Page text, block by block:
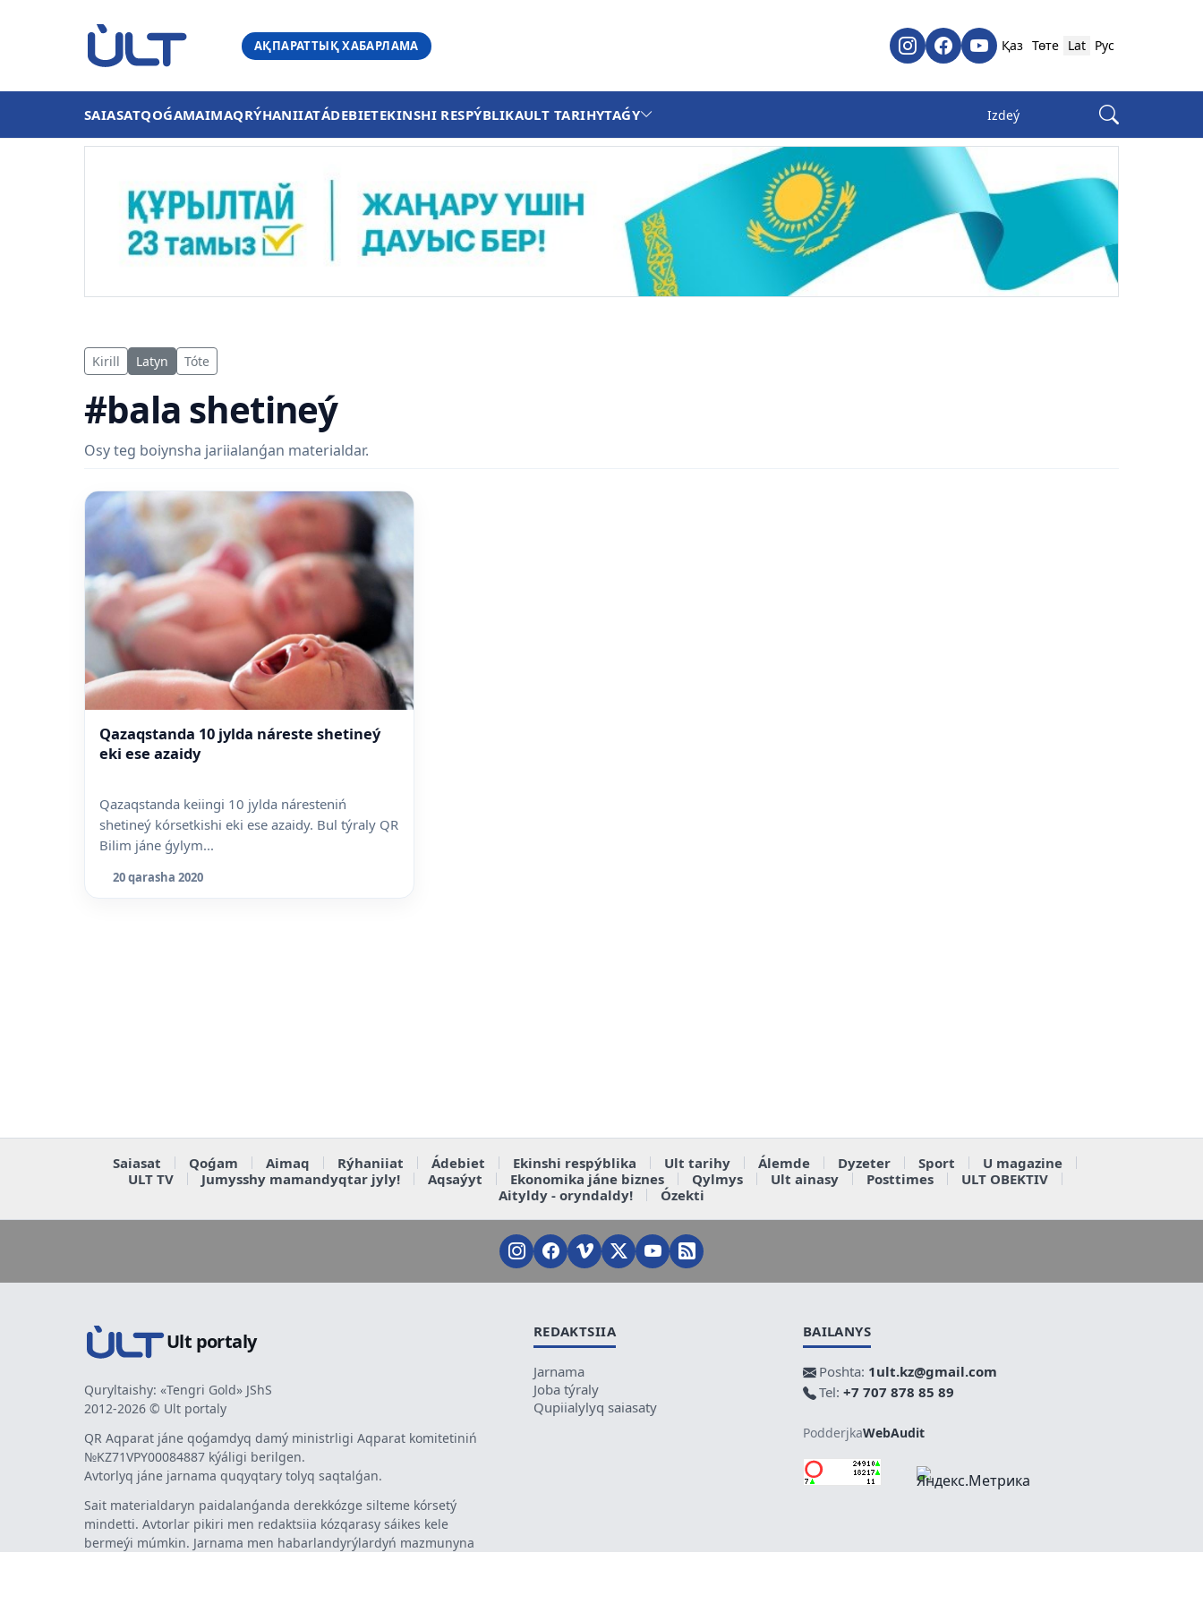
АҚПАРАТТЫҚ ХАБАРЛАМА Қаз Төте Lat Рус
SAIASATQOǴAMAIMAQRÝHANIIATÁDEBIETEKINSHI RESPÝBLIKAULT TARIHYTAǴY
Kirill Latyn Tóte
#bala shetineý
Osy teg boiynsha jariialanǵan materialdar.
Qazaqstanda 10 jylda náreste shetineý
eki ese azaidy
Qazaqstanda keiingi 10 jylda náresteniń
shetineý kórsetkishi eki ese azaidy. Bul týraly QR
Bilim jáne ǵylym...
20 qarasha 2020
Saiasat Qoǵam Aimaq Rýhaniiat Ádebiet Ekinshi respýblika Ult tarihy Álemde Dyzeter Sport
U magazine
ULT TV
Jumysshy mamandyqtar jyly! Aqsaýyt Ekonomika jáne biznes Qylmys Ult ainasy Posttimes
ULT OBEKTIV
Aityldy - oryndaldy!
Ózekti
Ult portaly
Quryltaishy: «Tengri Gold» JShS
2012-2026 © Ult portaly
QR Aqparat jáne qoǵamdyq damý ministrligi Aqparat komitetiniń
№KZ71VPY00084887 kýáligi berilgen.
Avtorlyq jáne jarnama quqyqtary tolyq saqtalǵan.
Sait materialdaryn paidalanǵanda derekkózge silteme kórsetý
mindetti. Avtorlar pikiri men redaktsiia kózqarasy sáikes kele
bermeýi múmkin. Jarnama men habarlandyrýlardyń mazmunyna
REDAKTSIIA
Jarnama
Joba týraly
Qupiialylyq saiasaty
BAILANYS
Poshta: 1ult.kz@gmail.com
Tel: +7 707 878 85 89
PodderjkaWebAudit